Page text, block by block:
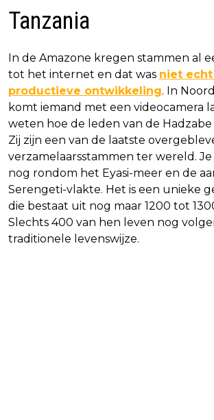
Tanzania
In de Amazone kregen stammen al
tot het internet en dat was niet
productieve ontwikkeling. In
komt iemand met een videocamera
weten hoe de leden van de
Zij zijn een van de laatste
verzamelaarsstammen ter wereld. Je
nog rondom het Eyasi-meer en de
Serengeti-vlakte. Het is een unieke
die bestaat uit nog maar 1200 tot
Slechts 400 van hen leven nog
traditionele levenswijze.